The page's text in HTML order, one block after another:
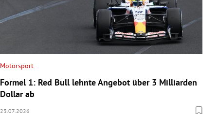
Motorsport
Formel 1: Red Bull lehnte Angebot über 3 Milliarden
Dollar ab
23.07.2026